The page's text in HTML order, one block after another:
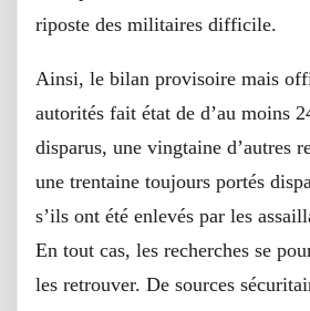
riposte des militaires difficile.
Ainsi, le bilan provisoire mais
autorités fait état de d’au moins
disparus, une vingtaine d’autres
une trentaine toujours portés
s’ils ont été enlevés par les
En tout cas, les recherches se
les retrouver. De sources